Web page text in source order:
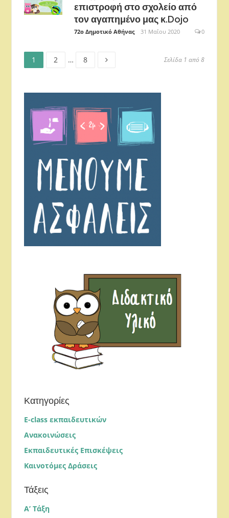
επιστροφή στο σχολείο από
τον αγαπημένο μας κ.Dojo
72ο Δημοτικό Αθήνας 31 Μαΐου 2020 0
Πλοήγηση
Σελίδα
1 Σελίδα
2 … Σελίδα
8 Σελίδα 1 από 8
Κατηγορίες
E-class εκπαιδευτικών
Ανακοινώσεις
Εκπαιδευτικές Επισκέψεις
Καινοτόμες Δράσεις
Τάξεις
Α’ Τάξη